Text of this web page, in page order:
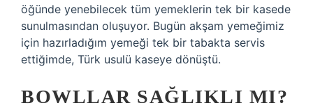
öğünde yenebilecek tüm yemeklerin tek bir kasede
sunulmasından oluşuyor. Bugün akşam yemeğimiz
için hazırladığım yemeği tek bir tabakta servis
ettiğimde, Türk usulü kaseye dönüştü.
BOWLLAR SAĞLIKLI MI?